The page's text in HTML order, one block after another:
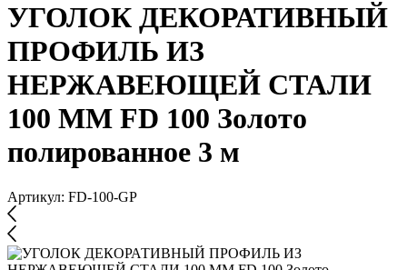
УГОЛОК ДЕКОРАТИВНЫЙ
ПРОФИЛЬ ИЗ
НЕРЖАВЕЮЩЕЙ СТАЛИ
100 ММ FD 100 Золото
полированное 3 м
Артикул: FD-100-GP